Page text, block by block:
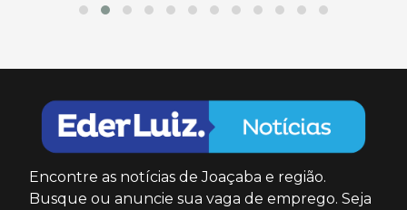
Encontre as notícias de Joaçaba e região.
Busque ou anuncie sua vaga de emprego. Seja